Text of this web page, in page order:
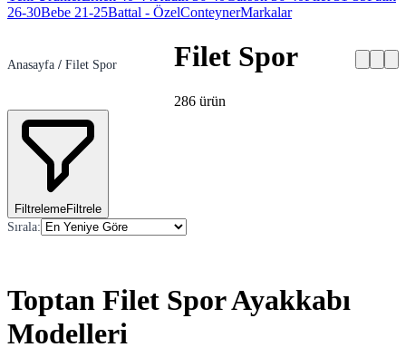
26-30Bebe 21-25Battal - ÖzelConteynerMarkalar
Anasayfa / Filet Spor Filet Spor
286 ürün
FiltrelemeFiltrele
Sırala:
Toptan Filet Spor Ayakkabı
Modelleri